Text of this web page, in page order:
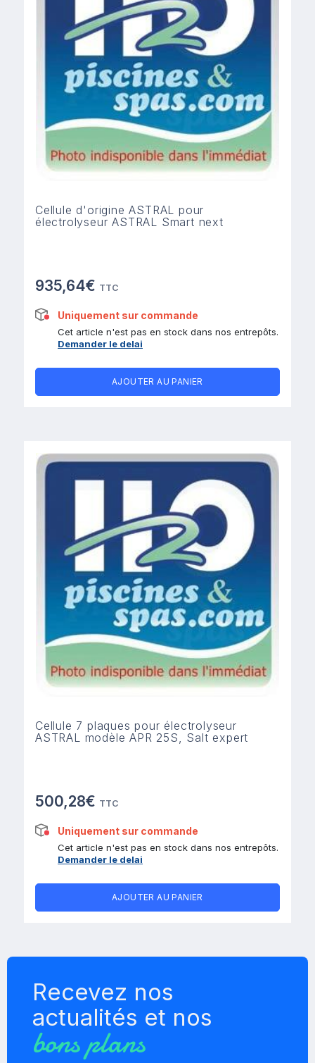
Cellule d'origine ASTRAL pour
électrolyseur ASTRAL Smart next
935,64€ TTC
Uniquement sur commande
Cet article n'est pas en stock dans nos entrepôts.
Demander le delai
AJOUTER AU PANIER
Cellule 7 plaques pour électrolyseur
ASTRAL modèle APR 25S, Salt expert
500,28€ TTC
Uniquement sur commande
Cet article n'est pas en stock dans nos entrepôts.
Demander le delai
AJOUTER AU PANIER
Recevez nos
actualités et nos
bons plans